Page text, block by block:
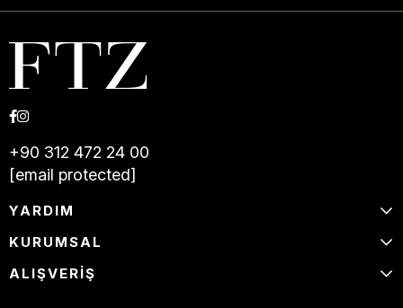
+90 312 472 24 00
[email protected]
YARDIM
KURUMSAL
ALIŞVERİŞ